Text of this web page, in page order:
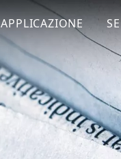
APPLICAZIONE